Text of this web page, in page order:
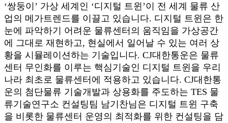
‘쌍둥이’ 가상 세계인 ‘디지털 트윈’이 전 세계 물류 산
업의 메가트렌드를 이끌고 있습니다. 디지털 트윈은 한
눈에 파악하기 어려운 물류센터의 움직임을 가상공간
에 그대로 재현하고, 현실에서 일어날 수 있는 여러 상
황을 시뮬레이션하는 기술입니다. CJ대한통운은 물류
센터 무인화를 이루는 핵심기술인 디지털 트윈을 우리
나라 최초로 물류센터에 적용하고 있습니다. CJ대한통
운의 첨단물류 기술개발과 상용화를 주도하는 TES 물
류기술연구소 컨설팅팀 남기찬님은 디지털 트윈 구축
을 비롯한 물류센터 운영의 최적화를 위한 컨설팅을 담